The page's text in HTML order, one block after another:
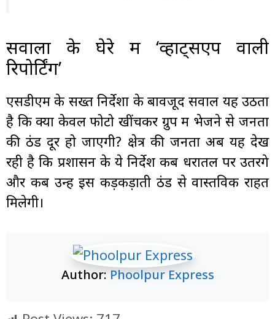
सवालों के घेरे में ‘व्हाट्सएप वाली
रिपोर्टिंग’
एसडीएम के सख्त निर्देशों के बावजूद सवाल यह उठता
है कि क्या केवल फोटो खींचकर ग्रुप में भेजने से जनता
की ठंड दूर हो जाएगी? क्षेत्र की जनता अब यह देख
रही है कि प्रशासन के ये निर्देश कब धरातल पर उतरेंगे
और कब उन्हें इस कड़कड़ाती ठंड से वास्तविक राहत
मिलेगी।
Author:Phoolpur Express